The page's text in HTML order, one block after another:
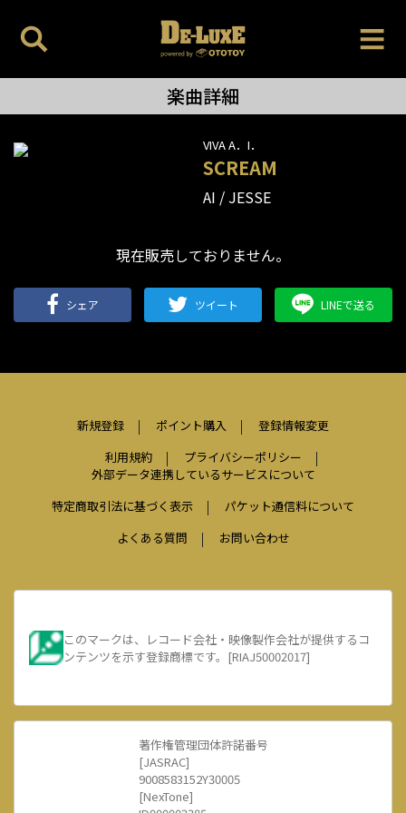
楽曲詳細
VIVA A．I．
SCREAM
AI JESSE
現在販売しておりません。
シェア ツイート LINEで送る
新規登録 ポイント購入
登録情報変更
利用規約
プライバシーポリシー
外部データ連携しているサービスについて
特定商取引法に基づく表示
パケット通信料について
よくある質問
お問い合わせ
このマークは、レコード会社・映像製作会社が提供するコ
ンテンツを示す登録商標です。[RIAJ50002017]
著作権管理団体許諾番号
[JASRAC]
9008583152Y30005
[NexTone]